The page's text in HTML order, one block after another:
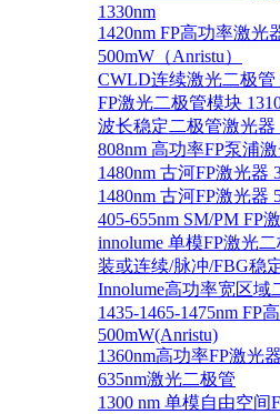
1330nm
1420nm FP高功率激光
500mW（Anristu）
CWLD连续激光二极管
FP激光二极管模块
波长稳定二极管激光器
808nm 高功率FP泵浦
1480nm 古河FP激光器
1480nm 古河FP激光器
405-655nm SM/PM FP
innolume 单模FP激光
装或连续/脉冲/FBG稳
Innolume高功率宽区域
1435-1465-1475nm FP
500mW(Anristu)
1360nm高功率FP激光
635nm激光二极管
1300 nm 单模自由空间